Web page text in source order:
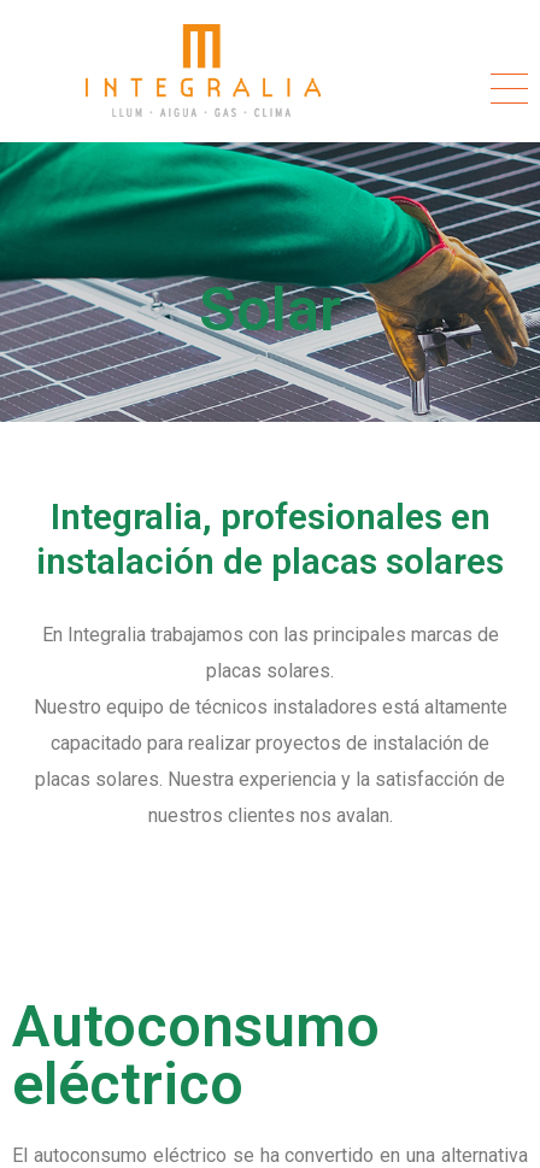
Solar
Integralia, profesionales en
instalación de placas solares
En Integralia trabajamos con las principales marcas de
placas solares.
Nuestro equipo de técnicos instaladores está altamente
capacitado para realizar proyectos de instalación de
placas solares. Nuestra experiencia y la satisfacción de
nuestros clientes nos avalan.
Autoconsumo
eléctrico
El autoconsumo eléctrico se ha convertido en una alternativa